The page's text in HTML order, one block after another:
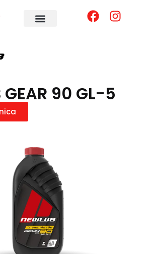
GEAR 90 GL-5